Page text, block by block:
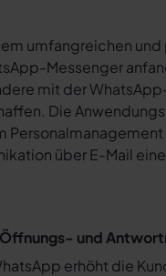
umfangreichen
Messenger
mit der
Die
Personalmanagement
über E-Mail
und
erhöht die